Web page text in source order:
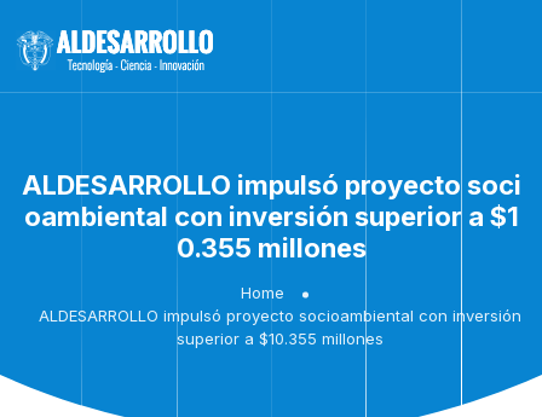
ALDESARROLLO impulsó proyecto soci
oambiental con inversión superior a $1
0.355 millones
Home
ALDESARROLLO impulsó proyecto socioambiental con inversión
superior a $10.355 millones